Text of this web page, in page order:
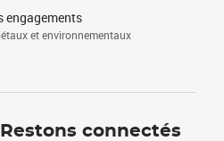
engagements
et environnementaux
Restons connectés